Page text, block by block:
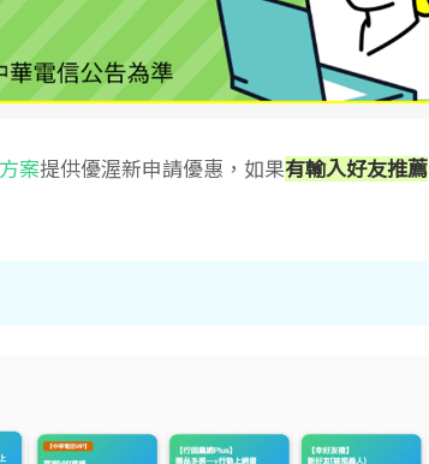
案提供優渥新申請優惠，如果有輸入好友推薦